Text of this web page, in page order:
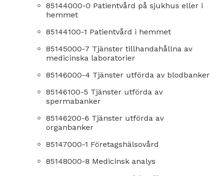
85144000-0 Patientvård på sjukhus eller i
hemmet
85144100-1 Patientvård i hemmet
85145000-7 Tjänster tillhandahållna av
medicinska laboratorier
85146000-4 Tjänster utförda av blodbanker
85146100-5 Tjänster utförda av
spermabanker
85146200-6 Tjänster utförda av
organbanker
85147000-1 Företagshälsovård
85148000-8 Medicinsk analys